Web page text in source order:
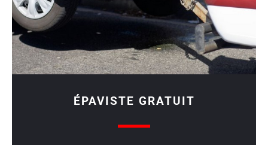
ÉPAVISTE GRATUIT